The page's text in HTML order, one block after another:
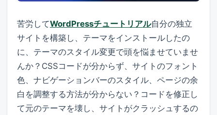
苦労してWordPressチュートリアル自分の独立
サイトを構築し、テーマをインストールしたの
に、テーマのスタイル変更で頭を悩ませていませ
んか？CSSコードが分からず、サイトのフォント
色、ナビゲーションバーのスタイル、ページの余
白を調整する方法が分からない？コードを修正し
て元のテーマを壊し、サイトがクラッシュするの